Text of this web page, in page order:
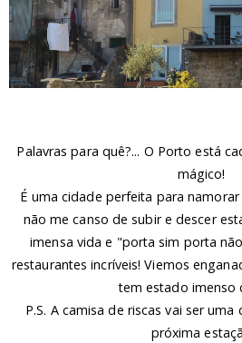
Palavras para quê?... O Porto está
mágico!
É uma cidade perfeita para
não me canso de subir e descer
imensa vida e "porta sim porta
restaurantes incríveis! Viemos
tem estado imenso
P.S. A camisa de riscas vai ser
próxima